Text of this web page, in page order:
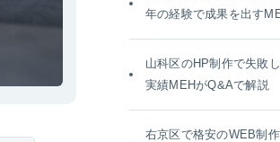
年の経験で成果を出す
山科区のHP制作で失敗
実績MEHがQ&Aで解説
右京区で格安のWEB制